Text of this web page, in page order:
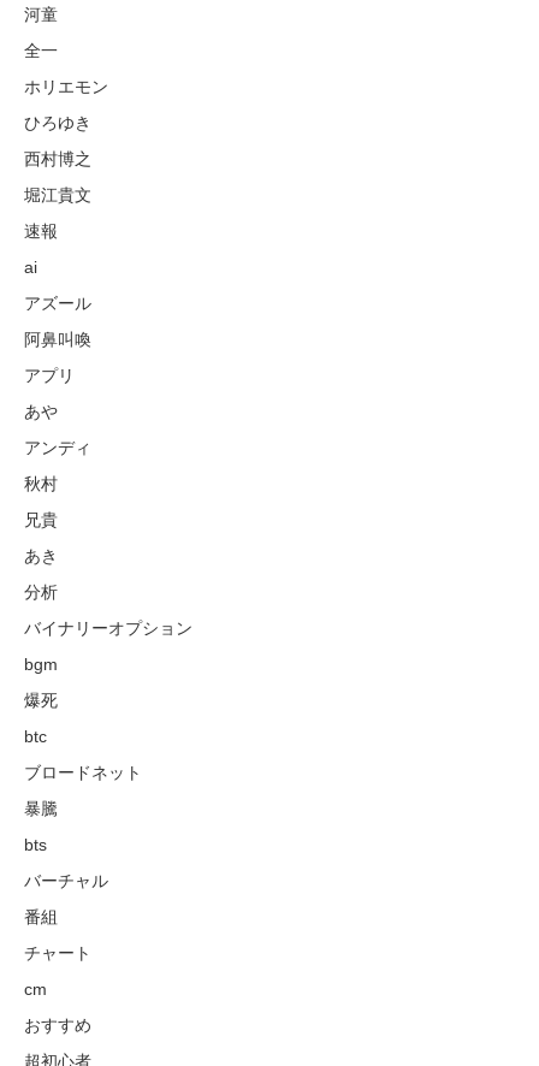
河童
全一
ホリエモン
ひろゆき
西村博之
堀江貴文
速報
ai
アズール
阿鼻叫喚
アプリ
あや
アンディ
秋村
兄貴
あき
分析
バイナリーオプション
bgm
爆死
btc
ブロードネット
暴騰
bts
バーチャル
番組
チャート
cm
おすすめ
超初心者